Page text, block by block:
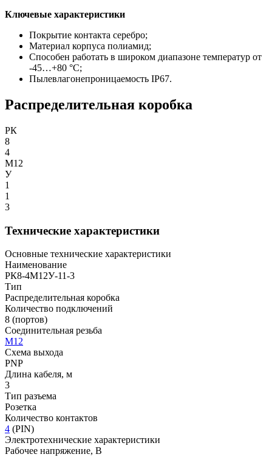
Ключевые характеристики
Покрытие контакта серебро;
Материал корпуса полиамид;
Способен работать в широком диапазоне температур от
-45…+80 °С;
Пылевлагонепроницаемость IP67.
Распределительная коробка
РК
8
4
М12
У
1
1
3
Технические характеристики
Основные технические характеристики
Наименование
РК8-4М12У-11-3
Тип
Распределительная коробка
Количество подключений
8 (портов)
Соединительная резьба
М12
Схема выхода
PNP
Длина кабеля, м
3
Тип разъема
Розетка
Количество контактов
4 (PIN)
Электротехнические характеристики
Рабочее напряжение, В